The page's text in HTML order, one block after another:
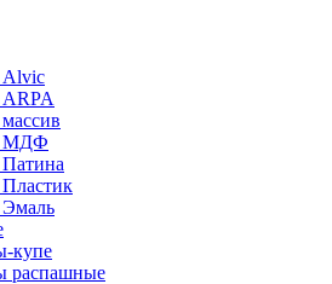
МДФ
купе
распашные